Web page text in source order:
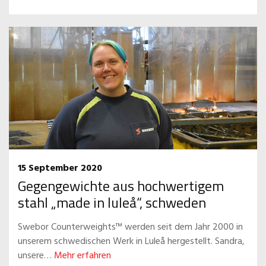
15 September 2020
Gegengewichte aus hochwertigem
stahl „made in luleå“, schweden
Swebor Counterweights™ werden seit dem Jahr 2000 in
unserem schwedischen Werk in Luleå hergestellt. Sandra,
unsere… Mehr erfahren